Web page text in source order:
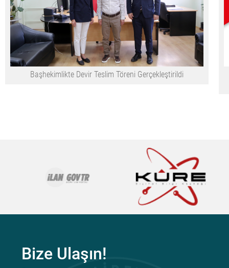
Başhekimlikte Devir Teslim Töreni Gerçekleştirildi
Bize Ulaşın!